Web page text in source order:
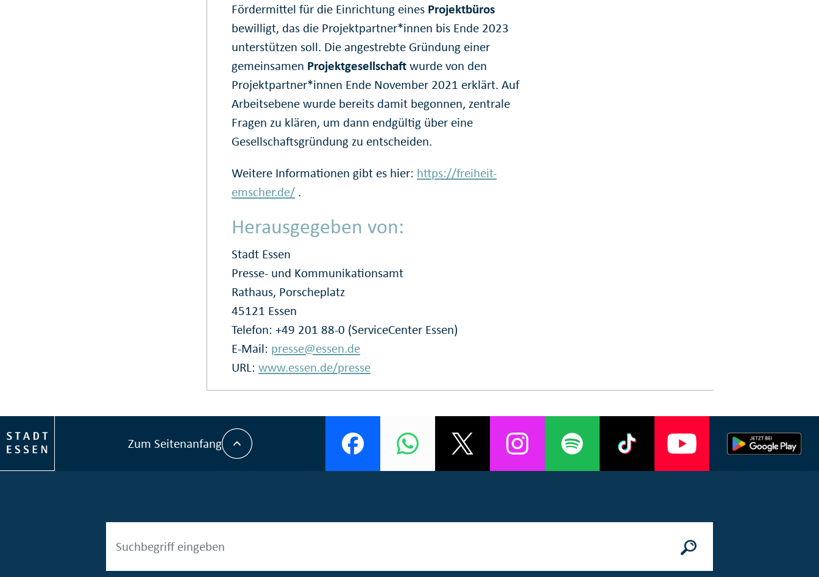
Fördermittel für die Einrichtung eines Projektbüros
bewilligt, das die Projektpartner*innen bis Ende 2023
unterstützen soll. Die angestrebte Gründung einer
gemeinsamen Projektgesellschaftwurde von den
Projektpartner*innen Ende November 2021 erklärt. Auf
Arbeitsebene wurde bereits damit begonnen, zentrale
Fragen zu klären, um dann endgültig über eine
Gesellschaftsgründung zu entscheiden.
Weitere Informationen gibt es hier: https://freiheit-
emscher.de/ .
Herausgegeben von:
Stadt Essen
Presse- und Kommunikationsamt
Rathaus, Porscheplatz
45121 Essen
Telefon: +49 201 88-0 (ServiceCenter Essen)
E-Mail: presse@essen.de
URL:www.essen.de/presse
Zum Seitenanfang